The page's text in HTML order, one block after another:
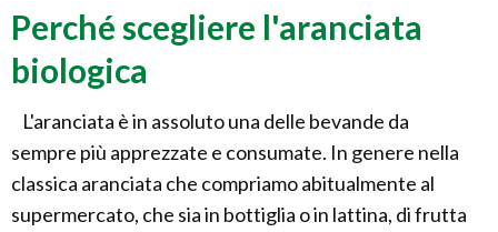
Perché scegliere l'aranciata
biologica
L'aranciata è in assoluto una delle bevande da
sempre più apprezzate e consumate. In genere nella
classica aranciata che compriamo abitualmente al
supermercato, che sia in bottiglia o in lattina, di frutta